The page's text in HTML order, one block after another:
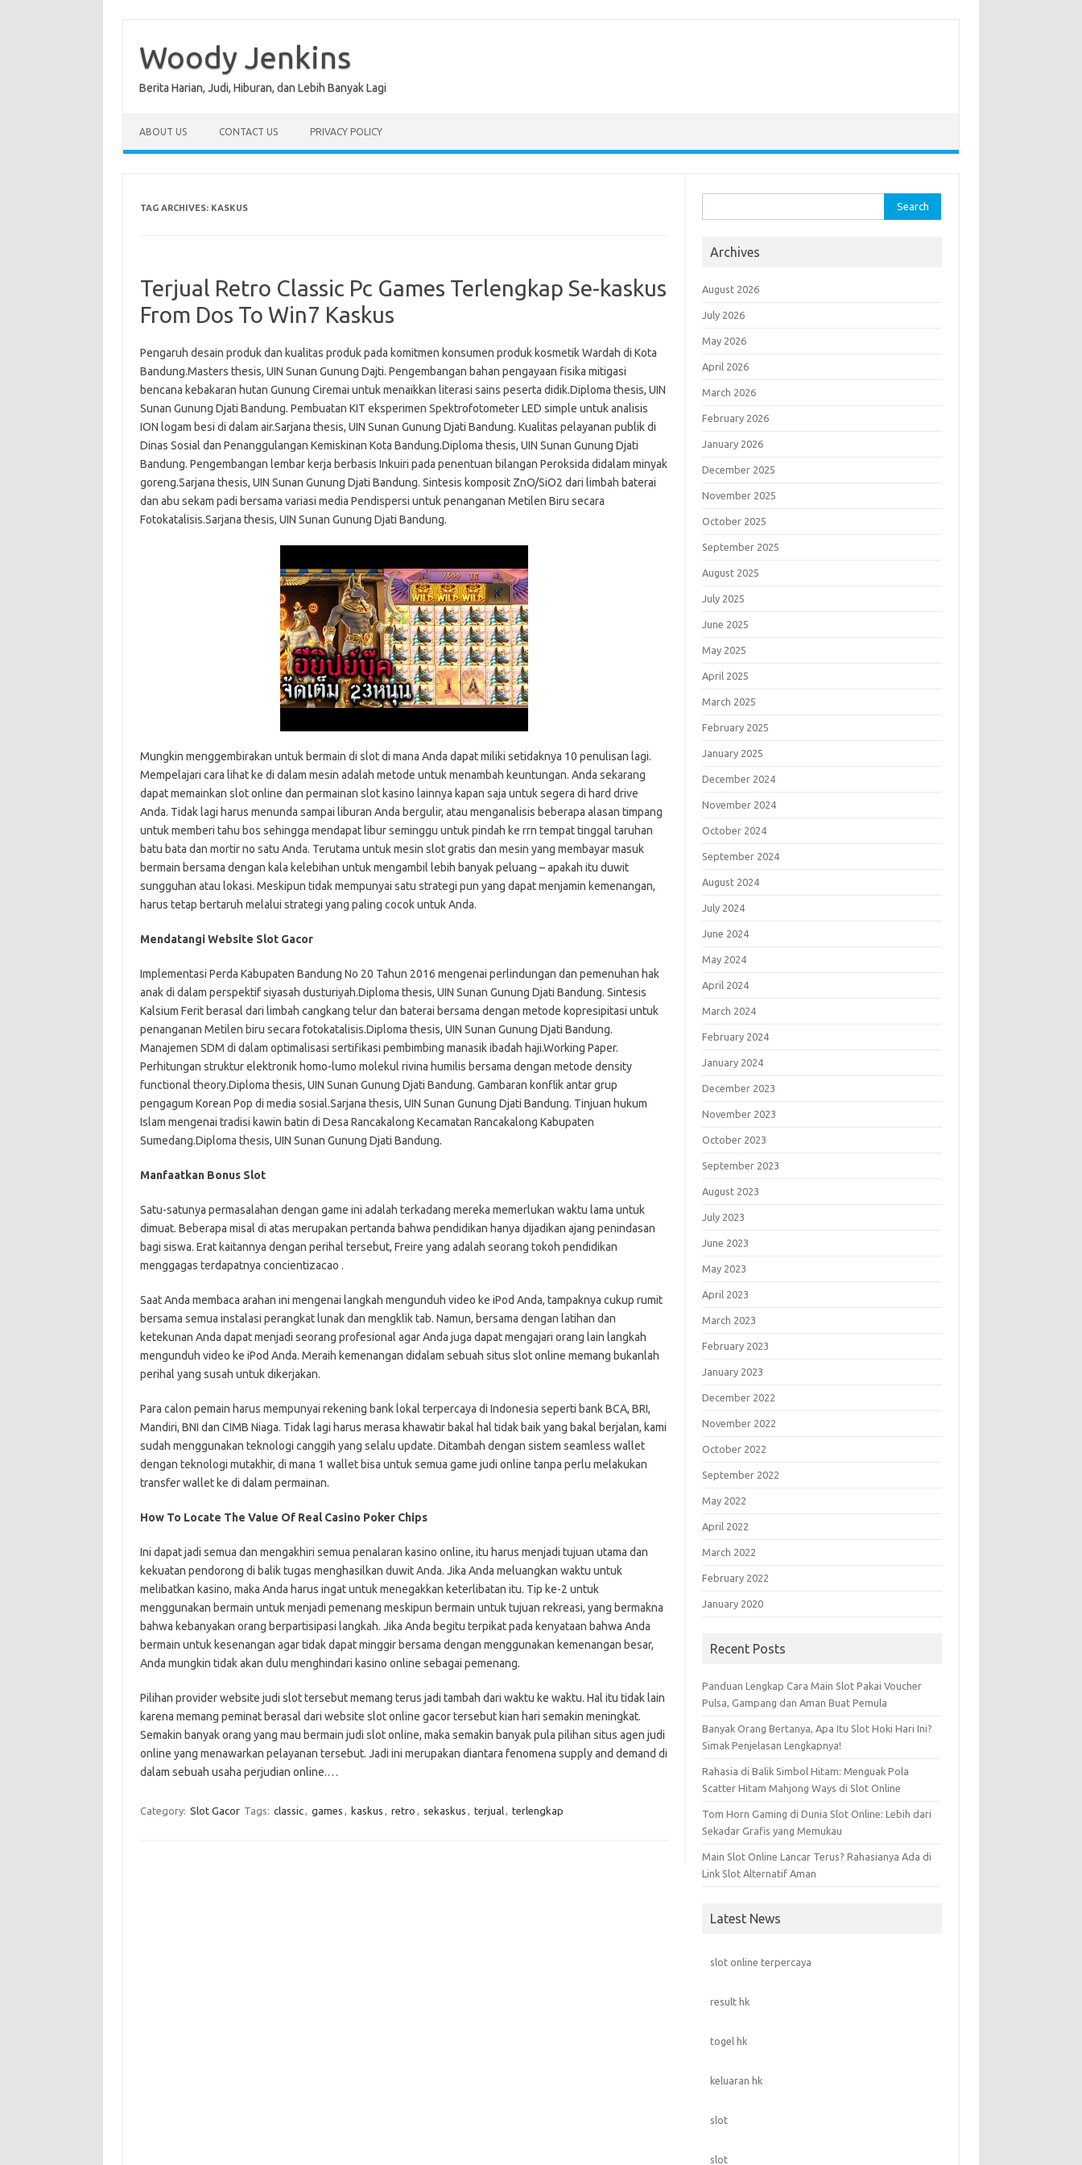
contentWoody Jenkins
Berita Harian, Judi, Hiburan, dan Lebih Banyak Lagi
ABOUT US CONTACT US PRIVACY POLICY
TAG ARCHIVES: KASKUS
Terjual Retro Classic Pc Games Terlengkap Se-kaskus
From Dos To Win7 Kaskus
Pengaruh desain produk dan kualitas produk pada komitmen konsumen produk kosmetik Wardah di Kota
Bandung.Masters thesis, UIN Sunan Gunung Dajti. Pengembangan bahan pengayaan fisika mitigasi
bencana kebakaran hutan Gunung Ciremai untuk menaikkan literasi sains peserta didik.Diploma thesis, UIN
Sunan Gunung Djati Bandung. Pembuatan KIT eksperimen Spektrofotometer LED simple untuk analisis
ION logam besi di dalam air.Sarjana thesis, UIN Sunan Gunung Djati Bandung. Kualitas pelayanan publik di
Dinas Sosial dan Penanggulangan Kemiskinan Kota Bandung.Diploma thesis, UIN Sunan Gunung Djati
Bandung. Pengembangan lembar kerja berbasis Inkuiri pada penentuan bilangan Peroksida didalam minyak
goreng.Sarjana thesis, UIN Sunan Gunung Djati Bandung. Sintesis komposit ZnO/SiO2 dari limbah baterai
dan abu sekam padi bersama variasi media Pendispersi untuk penanganan Metilen Biru secara
Fotokatalisis.Sarjana thesis, UIN Sunan Gunung Djati Bandung.
Mungkin menggembirakan untuk bermain di slot di mana Anda dapat miliki setidaknya 10 penulisan lagi.
Mempelajari cara lihat ke di dalam mesin adalah metode untuk menambah keuntungan. Anda sekarang
dapat memainkan slot online dan permainan slot kasino lainnya kapan saja untuk segera di hard drive
Anda. Tidak lagi harus menunda sampai liburan Anda bergulir, atau menganalisis beberapa alasan timpang
untuk memberi tahu bos sehingga mendapat libur seminggu untuk pindah ke rrn tempat tinggal taruhan
batu bata dan mortir no satu Anda. Terutama untuk mesin slot gratis dan mesin yang membayar masuk
bermain bersama dengan kala kelebihan untuk mengambil lebih banyak peluang – apakah itu duwit
sungguhan atau lokasi. Meskipun tidak mempunyai satu strategi pun yang dapat menjamin kemenangan,
harus tetap bertaruh melalui strategi yang paling cocok untuk Anda.
Mendatangi Website Slot Gacor
Implementasi Perda Kabupaten Bandung No 20 Tahun 2016 mengenai perlindungan dan pemenuhan hak
anak di dalam perspektif siyasah dusturiyah.Diploma thesis, UIN Sunan Gunung Djati Bandung. Sintesis
Kalsium Ferit berasal dari limbah cangkang telur dan baterai bersama dengan metode kopresipitasi untuk
penanganan Metilen biru secara fotokatalisis.Diploma thesis, UIN Sunan Gunung Djati Bandung.
Manajemen SDM di dalam optimalisasi sertifikasi pembimbing manasik ibadah haji.Working Paper.
Perhitungan struktur elektronik homo-lumo molekul rivina humilis bersama dengan metode density
functional theory.Diploma thesis, UIN Sunan Gunung Djati Bandung. Gambaran konflik antar grup
pengagum Korean Pop di media sosial.Sarjana thesis, UIN Sunan Gunung Djati Bandung. Tinjuan hukum
Islam mengenai tradisi kawin batin di Desa Rancakalong Kecamatan Rancakalong Kabupaten
Sumedang.Diploma thesis, UIN Sunan Gunung Djati Bandung.
Manfaatkan Bonus Slot
Satu-satunya permasalahan dengan game ini adalah terkadang mereka memerlukan waktu lama untuk
dimuat. Beberapa misal di atas merupakan pertanda bahwa pendidikan hanya dijadikan ajang penindasan
bagi siswa. Erat kaitannya dengan perihal tersebut, Freire yang adalah seorang tokoh pendidikan
menggagas terdapatnya concientizacao .
Saat Anda membaca arahan ini mengenai langkah mengunduh video ke iPod Anda, tampaknya cukup rumit
bersama semua instalasi perangkat lunak dan mengklik tab. Namun, bersama dengan latihan dan
ketekunan Anda dapat menjadi seorang profesional agar Anda juga dapat mengajari orang lain langkah
mengunduh video ke iPod Anda. Meraih kemenangan didalam sebuah situs slot online memang bukanlah
perihal yang susah untuk dikerjakan.
Para calon pemain harus mempunyai rekening bank lokal terpercaya di Indonesia seperti bank BCA, BRI,
Mandiri, BNI dan CIMB Niaga. Tidak lagi harus merasa khawatir bakal hal tidak baik yang bakal berjalan, kami
sudah menggunakan teknologi canggih yang selalu update. Ditambah dengan sistem seamless wallet
dengan teknologi mutakhir, di mana 1 wallet bisa untuk semua game judi online tanpa perlu melakukan
transfer wallet ke di dalam permainan.
How To Locate The Value Of Real Casino Poker Chips
Ini dapat jadi semua dan mengakhiri semua penalaran kasino online, itu harus menjadi tujuan utama dan
kekuatan pendorong di balik tugas menghasilkan duwit Anda. Jika Anda meluangkan waktu untuk
melibatkan kasino, maka Anda harus ingat untuk menegakkan keterlibatan itu. Tip ke-2 untuk
menggunakan bermain untuk menjadi pemenang meskipun bermain untuk tujuan rekreasi, yang bermakna
bahwa kebanyakan orang berpartisipasi langkah. Jika Anda begitu terpikat pada kenyataan bahwa Anda
bermain untuk kesenangan agar tidak dapat minggir bersama dengan menggunakan kemenangan besar,
Anda mungkin tidak akan dulu menghindari kasino online sebagai pemenang.
Pilihan provider website judi slot tersebut memang terus jadi tambah dari waktu ke waktu. Hal itu tidak lain
karena memang peminat berasal dari website slot online gacor tersebut kian hari semakin meningkat.
Semakin banyak orang yang mau bermain judi slot online, maka semakin banyak pula pilihan situs agen judi
online yang menawarkan pelayanan tersebut. Jadi ini merupakan diantara fenomena supply and demand di
dalam sebuah usaha perjudian online.…
Category: Slot Gacor Tags: classic, games , kaskus , retro , sekaskus , terjual, terlengkap
for:
Archives
August 2026
July 2026
May 2026
April 2026
March 2026
February 2026
January 2026
December 2025
November 2025
October 2025
September 2025
August 2025
July 2025
June 2025
May 2025
April 2025
March 2025
February 2025
January 2025
December 2024
November 2024
October 2024
September 2024
August 2024
July 2024
June 2024
May 2024
April 2024
March 2024
February 2024
January 2024
December 2023
November 2023
October 2023
September 2023
August 2023
July 2023
June 2023
May 2023
April 2023
March 2023
February 2023
January 2023
December 2022
November 2022
October 2022
September 2022
May 2022
April 2022
March 2022
February 2022
January 2020
Recent Posts
Panduan Lengkap Cara Main Slot Pakai Voucher
Pulsa, Gampang dan Aman Buat Pemula
Banyak Orang Bertanya, Apa Itu Slot Hoki Hari Ini?
Simak Penjelasan Lengkapnya!
Rahasia di Balik Simbol Hitam: Menguak Pola
Scatter Hitam Mahjong Ways di Slot Online
Tom Horn Gaming di Dunia Slot Online: Lebih dari
Sekadar Grafis yang Memukau
Main Slot Online Lancar Terus? Rahasianya Ada di
Link Slot Alternatif Aman
Latest News
slot online terpercaya
result hk
togel hk
keluaran hk
slot
slot